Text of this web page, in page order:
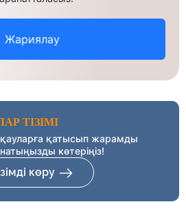
Жариялау
ТІЗІМІ
қатысып жарамды
көтеріңіз!
көру